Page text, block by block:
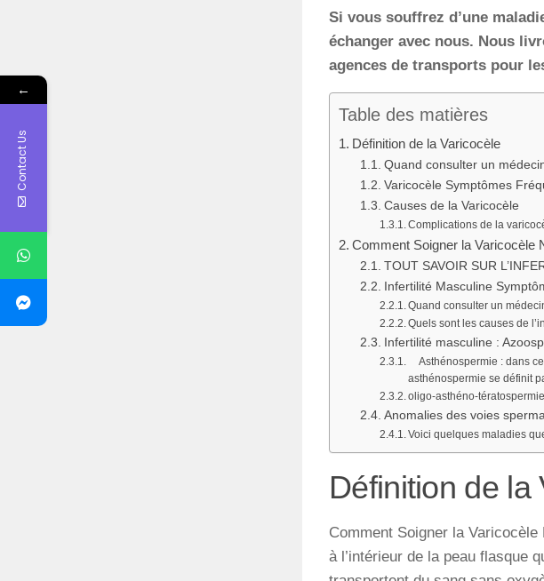
Si vous souffrez d’une
échanger avec nous. Nous
agences de transports pour
Table des matières
Définition de la Varicocèle
Quand consulter un
Varicocèle Symptômes
Causes de la Varicocèle
Complications de la
Comment Soigner la Varicocèle
TOUT SAVOIR SUR
Infertilité Masculine
Quand consulter un
Quels sont les causes de
Infertilité masculine :
Asthénospermie : dans
asthénospermie se définit
oligo-asthéno-tératospermie
Anomalies des voies
Voici quelques maladies
Définition de la
Comment Soigner la
à l’intérieur de la peau flasque
←
Contact Us